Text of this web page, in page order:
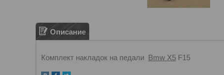
Описание
Комплект накладок на педали Bmw X5 F15